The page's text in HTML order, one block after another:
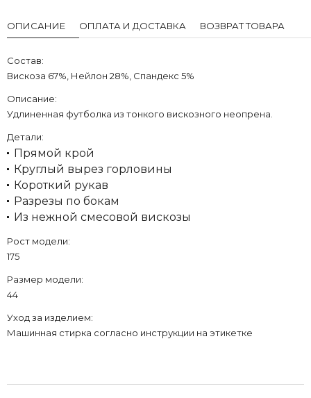
ОПИСАНИЕ ОПЛАТА И ДОСТАВКА ВОЗВРАТ ТОВАРА
Состав:
Вискоза 67%, Нейлон 28%, Спандекс 5%
Описание:
Удлиненная футболка из тонкого вискозного неопрена.
Детали:
Прямой крой
Круглый вырез горловины
Короткий рукав
Разрезы по бокам
Из нежной смесовой вискозы
Рост модели:
175
Размер модели:
44
Уход за изделием:
Машинная стирка согласно инструкции на этикетке